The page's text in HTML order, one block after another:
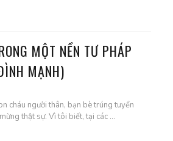
MỘT NỀN TƯ PHÁP
MẠNH)
cháu người thân, bạn bè trúng tuyển
thật sự. Vì tôi biết, tại các ...